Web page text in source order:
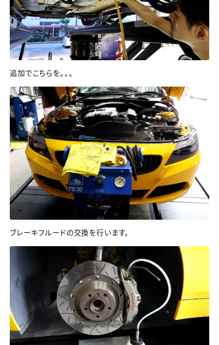
追加でこちらを。。。
ブレーキフルードの交換を行います。